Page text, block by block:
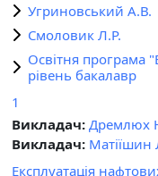
Угриновський А.В.
Смоловик Л.Р.
Освітня програма
рівень бакалавр
1
Викладач: Дремлюх
Викладач: Матіїшин
Експлуатація